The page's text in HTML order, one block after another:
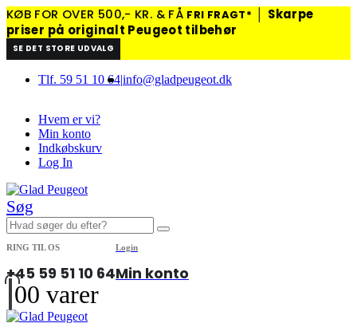
KØB FOR OVER 500,- KR. & FÅ FRI FRAGT*
Skarpe
priser på originalt Peugeot tilbehør
SE DET STORE UDVALG
Tlf. 59 51 10 64|info@gladpeugeot.dk
Hvem er vi?
Min konto
Indkøbskurv
Log In
Søg
RING TIL OS
+45 59 51 10 64
Login
Min konto
00 varer